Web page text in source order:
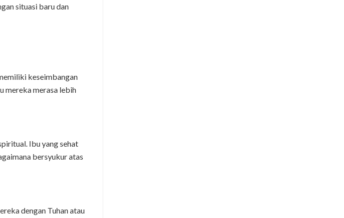
situasi baru dan
keseimbangan
mereka merasa lebih
Ibu yang sehat
bersyukur atas
dengan Tuhan atau